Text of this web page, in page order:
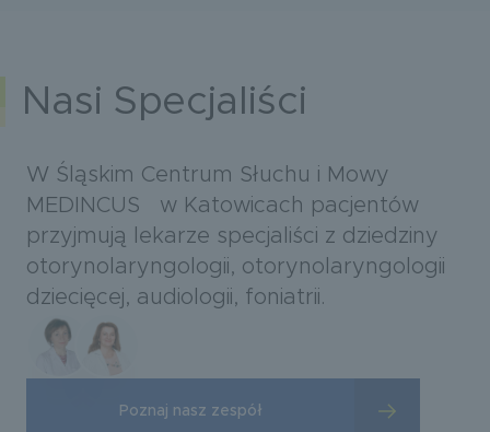
Nasi Specjaliści
W Śląskim Centrum Słuchu i Mowy
MEDINCUS w Katowicach pacjentów
przyjmują lekarze specjaliści z dziedziny
otorynolaryngologii, otorynolaryngologii
dziecięcej, audiologii, foniatrii.
Poznaj nasz zespół